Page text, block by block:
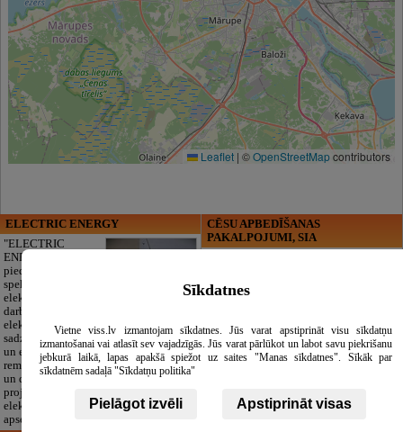
Leaflet | ©OpenStreetMapcontributors
ELECTRIC ENERGY
"ELECTRIC
ENERGY Kandava"
piedāvā pilna
spektra
elektromontāžas
darbus,
elektroinstalācijas,
sadzīves tehnikas
un elektronikas
remontu, vājstrāvas
un drošības sistēmu izbūvi, kā arī
projektēšanu, mērījumus un
elektrosaimniecības drošības riskus
apsekošanu.
CĒSU APBEDĪŠANAS
PAKALPOJUMI, SIA
Mēs parūpēsimies
par visu — no
organizēšanas un
dokumentu
noformēšanas līdz transportam un
godināšanai.
Sīkdatnes
Vietne viss.lv izmantojam sīkdatnes. Jūs varat apstiprināt visu sīkdatņu
izmantošanai vai atlasīt sev vajadzīgās. Jūs varat pārlūkot un labot savu piekrišanu
jebkurā laikā, lapas apakšā spiežot uz saites "Manas sīkdatnes". Sīkāk par
sīkdatnēm sadaļā "Sīkdatņu politika"
Pielāgot izvēli Apstiprināt visas